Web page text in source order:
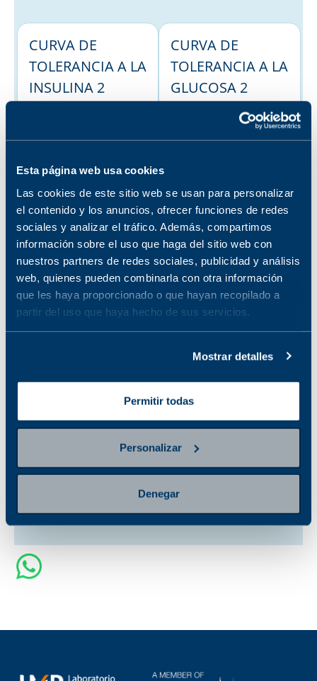
Esta página web usa cookies
Las cookies de este sitio web se usan para personalizar
el contenido y los anuncios, ofrecer funciones de redes
sociales y analizar el tráfico. Además, compartimos
información sobre el uso que haga del sitio web con
nuestros partners de redes sociales, publicidad y análisis
web, quienes pueden combinarla con otra información
que les haya proporcionado o que hayan recopilado a
partir del uso que haya hecho de sus servicios.
Mostrar detalles
Permitir todas
Personalizar
Denegar
CURVA DE
TOLERANCIA A LA
INSULINA 2
sucursal seleccionada
está disponible
CURVA DE
TOLERANCIA A LA
GLUCOSA 2
No disponible en la
sucursal seleccionada
CURVA DE
TOLERANCIA A LA
GLUCOSA 5
HORAS
No disponible en la
sucursal seleccionada
Ver sucursales donde
está disponible
CURVA DE
TOLERANCIA A LA
GLUCOSA 4
HORAS
No disponible en la
sucursal seleccionada
Ver sucursales donde
está disponible
TOLERANCIA A LA
INSULINA 5
No disponible en la
sucursal seleccionada